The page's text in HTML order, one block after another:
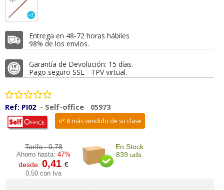
Entrega en 48-72 horas hábiles
98% de los envíos.
Garantía de Devolución: 15 días.
Pago seguro SSL - TPV virtual.
Ref: PI02 - Self-office 05973
n° 8 más vendido de su clase
Tarifa :0,78
Ahorro hasta:47%
desde:0,41€
0,50 con Iva
En Stock
839 uds.